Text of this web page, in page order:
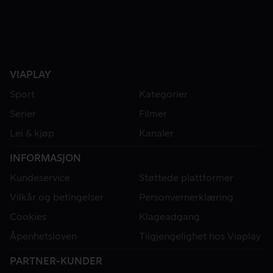
VIAPLAY
Sport
Kategorier
Serier
Filmer
Lei & kjøp
Kanaler
INFORMASJON
Kundeservice
Støttede plattformer
Vilkår og betingelser
Personvernerklæring
Cookies
Klageadgang
Åpenhetsloven
Tilgjengelighet hos Viaplay
PARTNER-KUNDER